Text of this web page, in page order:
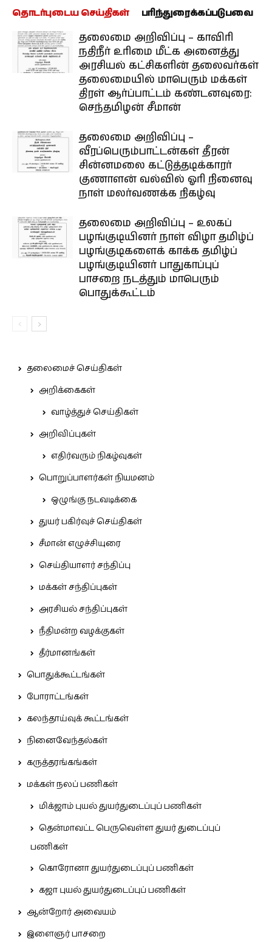
தொடர்புடைய செய்திகள் பரிந்துரைக்கப்படுபவை
தலைமை அறிவிப்பு – காவிரி
நதிநீர் உரிமை மீட்க அனைத்து
அரசியல் கட்சிகளின் தலைவர்கள்
தலைமையில் மாபெரும் மக்கள்
திரள் ஆர்ப்பாட்டம் கண்டனவுரை:
செந்தமிழன் சீமான்
தலைமை அறிவிப்பு –
வீரப்பெரும்பாட்டன்கள் தீரன்
சின்னமலை கட்டுத்தடிக்காரர்
குணாளன் வல்வில் ஓரி நினைவு
நாள் மலர்வணக்க நிகழ்வு
தலைமை அறிவிப்பு – உலகப்
பழங்குடியினர் நாள் விழா தமிழ்ப்
பழங்குடிகளைக் காக்க தமிழ்ப்
பழங்குடியினர் பாதுகாப்புப்
பாசறை நடத்தும் மாபெரும்
பொதுக்கூட்டம்
தலைமைச் செய்திகள்
அறிக்கைகள்
வாழ்த்துச் செய்திகள்
அறிவிப்புகள்
எதிர்வரும் நிகழ்வுகள்
பொறுப்பாளர்கள் நியமனம்
ஒழுங்கு நடவடிக்கை
துயர் பகிர்வுச் செய்திகள்
சீமான் எழுச்சியுரை
செய்தியாளர் சந்திப்பு
மக்கள் சந்திப்புகள்
அரசியல் சந்திப்புகள்
நீதிமன்ற வழக்குகள்
தீர்மானங்கள்
பொதுக்கூட்டங்கள்
போராட்டங்கள்
கலந்தாய்வுக் கூட்டங்கள்
நினைவேந்தல்கள்
கருத்தரங்கங்கள்
மக்கள் நலப் பணிகள்
மிக்ஜாம் புயல் துயர்துடைப்புப் பணிகள்
தென்மாவட்ட பெருவெள்ள துயர் துடைப்புப்
பணிகள்
கொரோனா துயர்துடைப்புப் பணிகள்
கஜா புயல் துயர்துடைப்புப் பணிகள்
ஆன்றோர் அவையம்
இளைஞர் பாசறை